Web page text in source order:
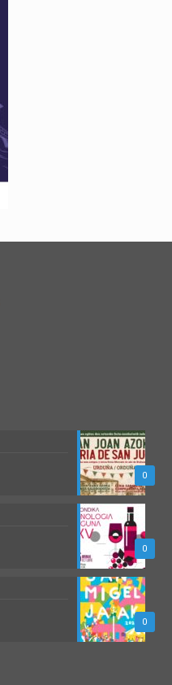
0
0
0